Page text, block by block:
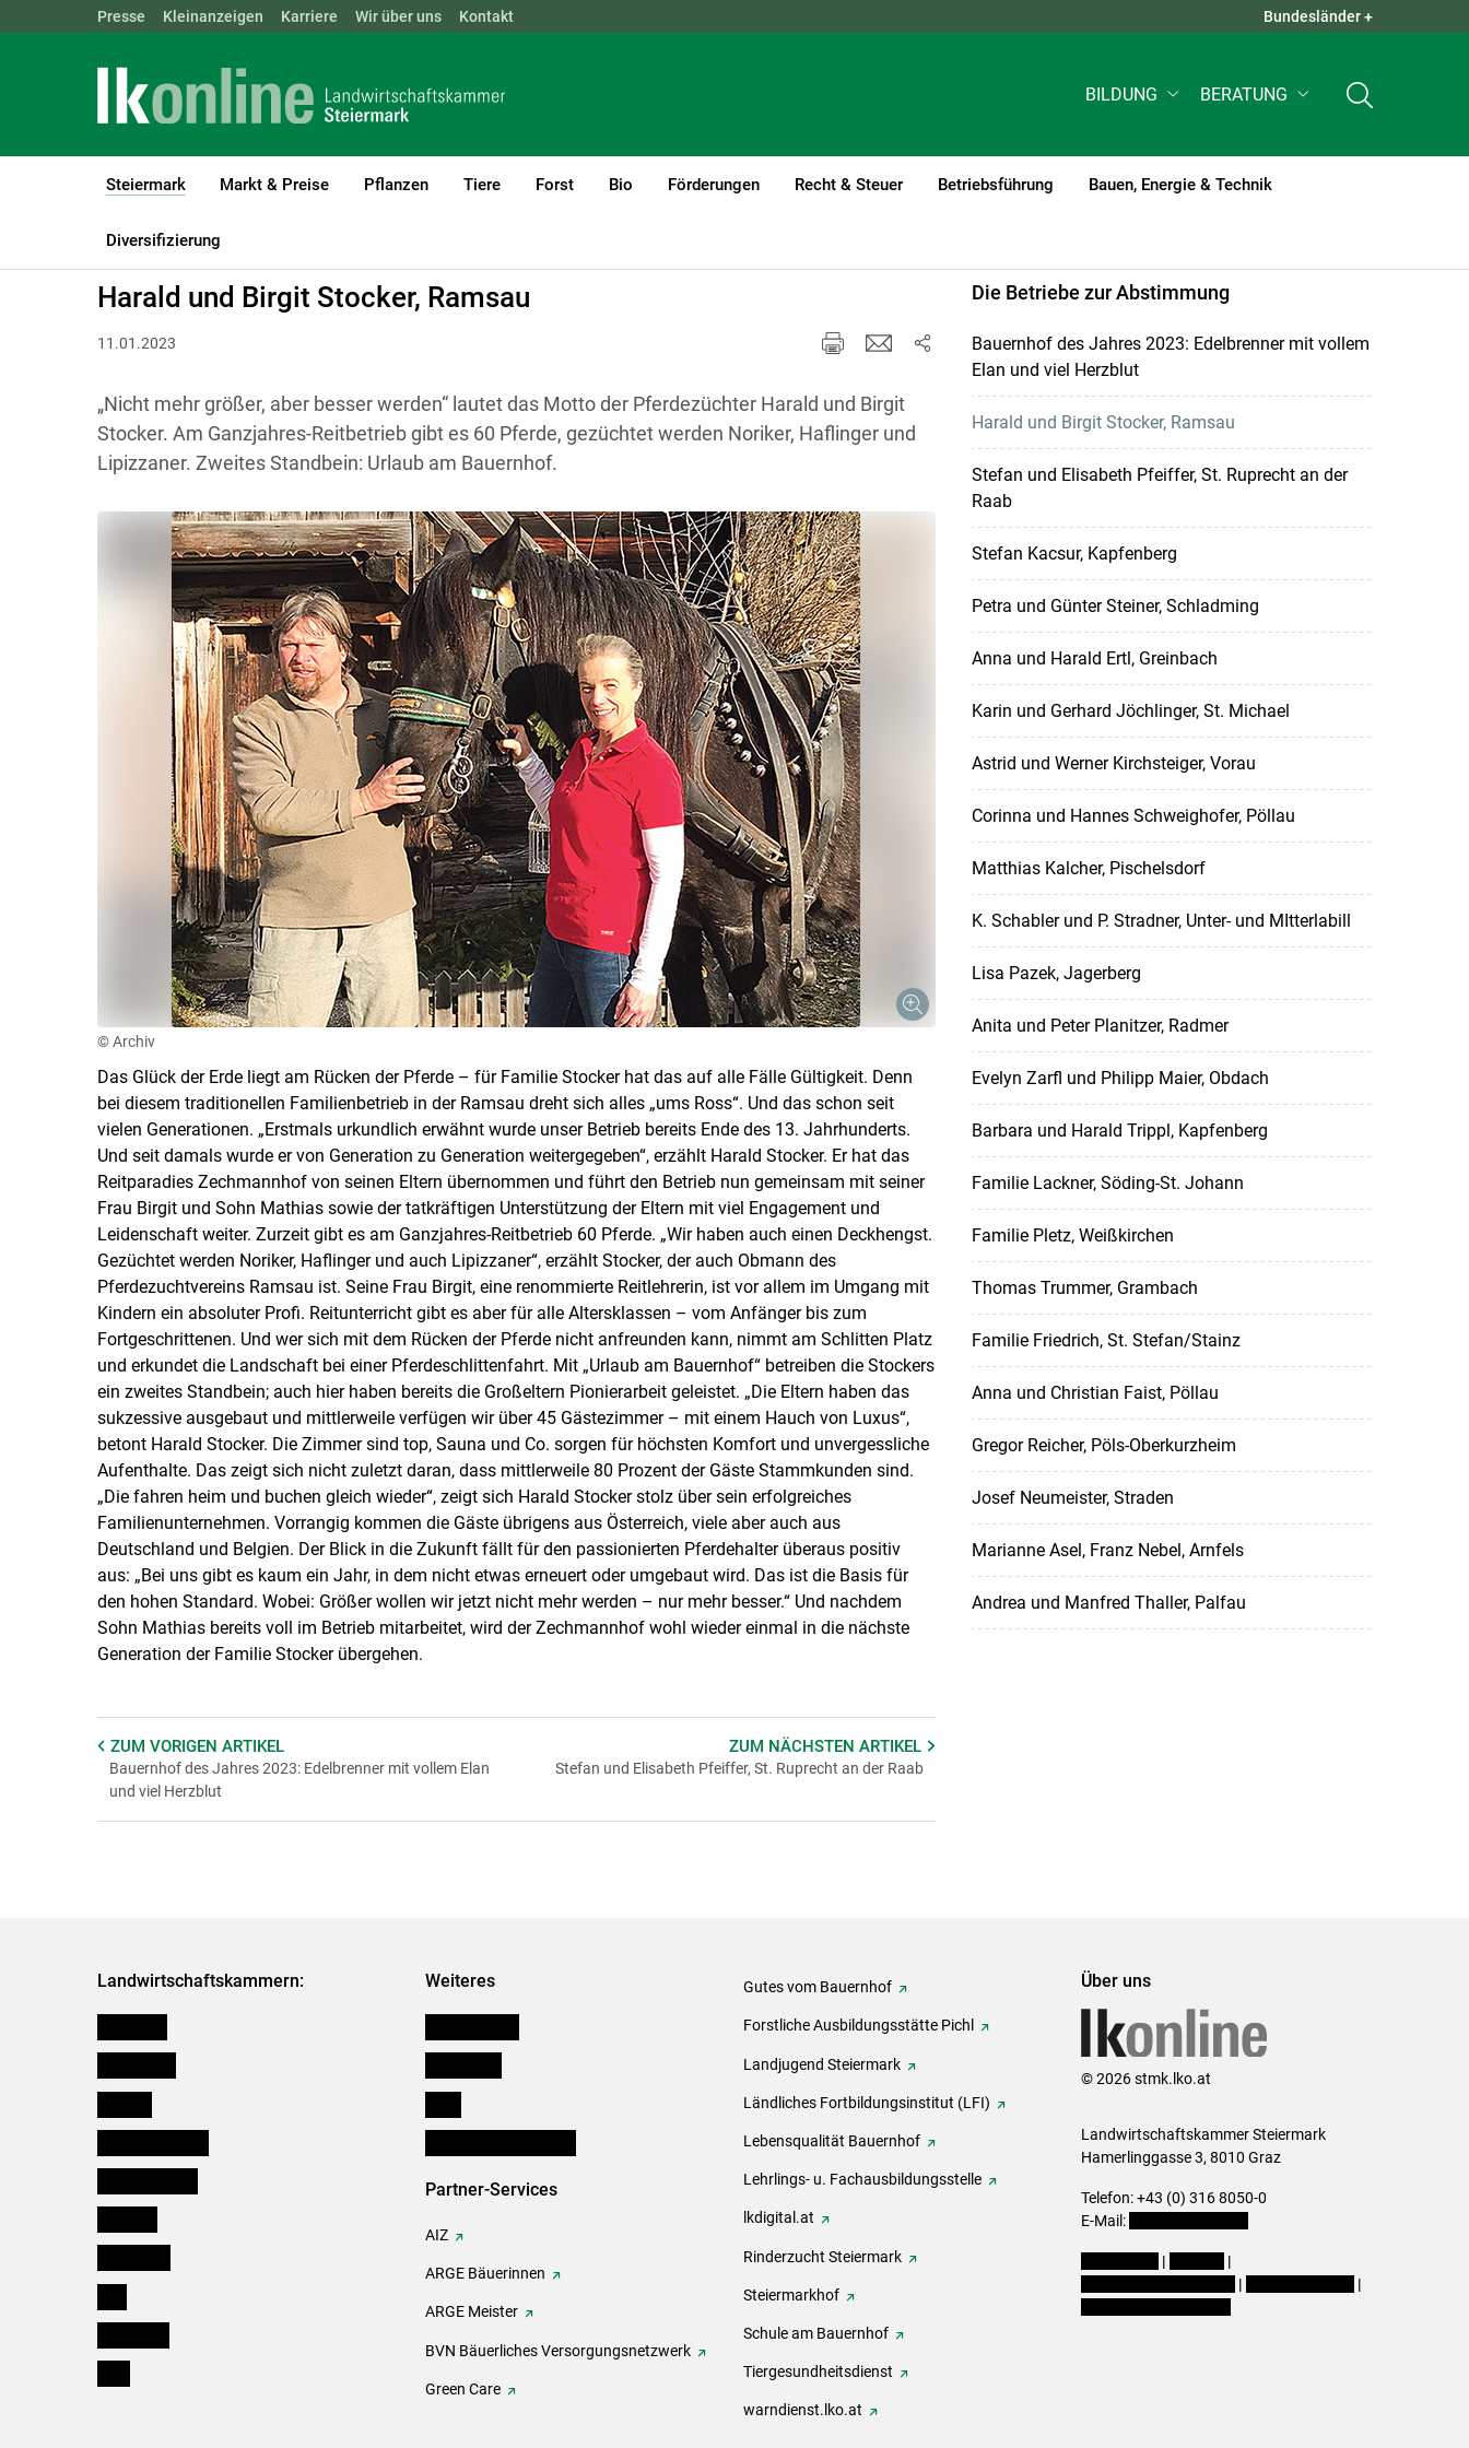
Skip to main content
Landwirtschaftskammern: ÖSTERREICH BGLD KTN NÖ QUICK LINKS +
Presse Kleinanzeigen Karriere Wir über uns Kontakt Bundesländer +
BILDUNG BERATUNG
Steiermark
(current)1
Markt & Preise Pflanzen Tiere Forst Bio Förderungen Recht & Steuer Betriebsführung Bauen, Energie & Technik
Diversifizierung
LK Steiermark Steiermark
Harald und Birgit Stocker, Ramsau
11.01.2023
„Nicht mehr größer, aber besser werden“ lautet das Motto der Pferdezüchter Harald und Birgit
Stocker. Am Ganzjahres-Reitbetrieb gibt es 60 Pferde, gezüchtet werden Noriker, Haflinger und
Lipizzaner. Zweites Standbein: Urlaub am Bauernhof.
© Archiv
Das Glück der Erde liegt am Rücken der Pferde – für Familie Stocker hat das auf alle Fälle Gültigkeit. Denn
bei diesem traditionellen Familienbetrieb in der Ramsau dreht sich alles „ums Ross“. Und das schon seit
vielen Generationen. „Erstmals urkundlich erwähnt wurde unser Betrieb bereits Ende des 13. Jahrhunderts.
Und seit damals wurde er von Generation zu Generation weitergegeben“, erzählt Harald Stocker. Er hat das
Reitparadies Zechmannhof von seinen Eltern übernommen und führt den Betrieb nun gemeinsam mit seiner
Frau Birgit und Sohn Mathias sowie der tatkräftigen Unterstützung der Eltern mit viel Engagement und
Leidenschaft weiter. Zurzeit gibt es am Ganzjahres-Reitbetrieb 60 Pferde. „Wir haben auch einen Deckhengst.
Gezüchtet werden Noriker, Haflinger und auch Lipizzaner“, erzählt Stocker, der auch Obmann des
Pferdezuchtvereins Ramsau ist. Seine Frau Birgit, eine renommierte Reitlehrerin, ist vor allem im Umgang mit
Kindern ein absoluter Profi. Reitunterricht gibt es aber für alle Altersklassen – vom Anfänger bis zum
Fortgeschrittenen. Und wer sich mit dem Rücken der Pferde nicht anfreunden kann, nimmt am Schlitten Platz
und erkundet die Landschaft bei einer Pferdeschlittenfahrt. Mit „Urlaub am Bauernhof“ betreiben die Stockers
ein zweites Standbein; auch hier haben bereits die Großeltern Pionierarbeit geleistet. „Die Eltern haben das
sukzessive ausgebaut und mittlerweile verfügen wir über 45 Gästezimmer – mit einem Hauch von Luxus“,
betont Harald Stocker. Die Zimmer sind top, Sauna und Co. sorgen für höchsten Komfort und unvergessliche
Aufenthalte. Das zeigt sich nicht zuletzt daran, dass mittlerweile 80 Prozent der Gäste Stammkunden sind.
„Die fahren heim und buchen gleich wieder“, zeigt sich Harald Stocker stolz über sein erfolgreiches
Familienunternehmen. Vorrangig kommen die Gäste übrigens aus Österreich, viele aber auch aus
Deutschland und Belgien. Der Blick in die Zukunft fällt für den passionierten Pferdehalter überaus positiv
aus: „Bei uns gibt es kaum ein Jahr, in dem nicht etwas erneuert oder umgebaut wird. Das ist die Basis für
den hohen Standard. Wobei: Größer wollen wir jetzt nicht mehr werden – nur mehr besser.“ Und nachdem
Sohn Mathias bereits voll im Betrieb mitarbeitet, wird der Zechmannhof wohl wieder einmal in die nächste
Generation der Familie Stocker übergehen.
ZUM VORIGEN ARTIKEL
Bauernhof des Jahres 2023: Edelbrenner mit vollem Elan
und viel Herzblut
ZUM NÄCHSTENARTIKEL
Stefan und Elisabeth Pfeiffer, St. Ruprecht an der Raab
Die Betriebe zur Abstimmung
Bauernhof des Jahres 2023: Edelbrenner mit vollem
Elan und viel Herzblut
Harald und Birgit Stocker, Ramsau
Stefan und Elisabeth Pfeiffer, St. Ruprecht an der
Raab
Stefan Kacsur, Kapfenberg
Petra und Günter Steiner, Schladming
Anna und Harald Ertl, Greinbach
Karin und Gerhard Jöchlinger, St. Michael
Astrid und Werner Kirchsteiger, Vorau
Corinna und Hannes Schweighofer, Pöllau
Matthias Kalcher, Pischelsdorf
K. Schabler und P. Stradner, Unter- und MItterlabill
Lisa Pazek, Jagerberg
Anita und Peter Planitzer, Radmer
Evelyn Zarfl und Philipp Maier, Obdach
Barbara und Harald Trippl, Kapfenberg
Familie Lackner, Söding-St. Johann
Familie Pletz, Weißkirchen
Thomas Trummer, Grambach
Familie Friedrich, St. Stefan/Stainz
Anna und Christian Faist, Pöllau
Gregor Reicher, Pöls-Oberkurzheim
Josef Neumeister, Straden
Marianne Asel, Franz Nebel, Arnfels
Andrea und Manfred Thaller, Palfau
Landwirtschaftskammern: Weiteres
Partner-Services
AIZ
ARGE Bäuerinnen
ARGE Meister
BVN Bäuerliches Versorgungsnetzwerk
Green Care
Gutes vom Bauernhof
Forstliche Ausbildungsstätte Pichl
Landjugend Steiermark
Ländliches Fortbildungsinstitut (LFI)
Lebensqualität Bauernhof
Lehrlings- u. Fachausbildungsstelle
lkdigital.at
Rinderzucht Steiermark
Steiermarkhof
Schule am Bauernhof
Tiergesundheitsdienst
warndienst.lko.at
Über uns
© 2026 stmk.lko.at
Landwirtschaftskammer Steiermark
Hamerlinggasse 3, 8010 Graz
Telefon: +43 (0) 316 8050-0
E-Mail:
|
|
|
|